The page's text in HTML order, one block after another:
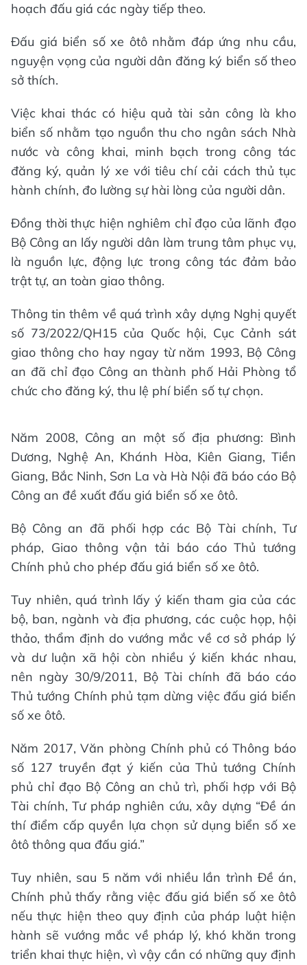
hoạch đấu giá các ngày tiếp theo.
Đấu giá biển số xe ôtô nhằm đáp ứng nhu cầu,
nguyện vọng của người dân đăng ký biển số theo
sở thích.
Việc khai thác có hiệu quả tài sản công là kho
biển số nhằm tạo nguồn thu cho ngân sách Nhà
nước và công khai, minh bạch trong công tác
đăng ký, quản lý xe với tiêu chí cải cách thủ tục
hành chính, đo lường sự hài lòng của người dân.
Đồng thời thực hiện nghiêm chỉ đạo của lãnh đạo
Bộ Công an lấy người dân làm trung tâm phục vụ,
là nguồn lực, động lực trong công tác đảm bảo
trật tự, an toàn giao thông.
Thông tin thêm về quá trình xây dựng Nghị quyết
số 73/2022/QH15 của Quốc hội, Cục Cảnh sát
giao thông cho hay ngay từ năm 1993, Bộ Công
an đã chỉ đạo Công an thành phố Hải Phòng tổ
chức cho đăng ký, thu lệ phí biển số tự chọn.
Năm 2008, Công an một số địa phương: Bình
Dương, Nghệ An, Khánh Hòa, Kiên Giang, Tiền
Giang, Bắc Ninh, Sơn La và Hà Nội đã báo cáo Bộ
Công an đề xuất đấu giá biển số xe ôtô.
Bộ Công an đã phối hợp các Bộ Tài chính, Tư
pháp, Giao thông vận tải báo cáo Thủ tướng
Chính phủ cho phép đấu giá biển số xe ôtô.
Tuy nhiên, quá trình lấy ý kiến tham gia của các
bộ, ban, ngành và địa phương, các cuộc họp, hội
thảo, thẩm định do vướng mắc về cơ sở pháp lý
và dư luận xã hội còn nhiều ý kiến khác nhau,
nên ngày 30/9/2011, Bộ Tài chính đã báo cáo
Thủ tướng Chính phủ tạm dừng việc đấu giá biển
số xe ôtô.
Năm 2017, Văn phòng Chính phủ có Thông báo
số 127 truyền đạt ý kiến của Thủ tướng Chính
phủ chỉ đạo Bộ Công an chủ trì, phối hợp với Bộ
Tài chính, Tư pháp nghiên cứu, xây dựng “Đề án
thí điểm cấp quyền lựa chọn sử dụng biển số xe
ôtô thông qua đấu giá.”
Tuy nhiên, sau 5 năm với nhiều lần trình Đề án,
Chính phủ thấy rằng việc đấu giá biển số xe ôtô
nếu thực hiện theo quy định của pháp luật hiện
hành sẽ vướng mắc về pháp lý, khó khăn trong
triển khai thực hiện, vì vậy cần có những quy định